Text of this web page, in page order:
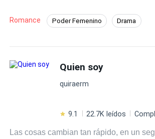
no podía escuchar, yo solo vine a un
menstruación es irregular y me esta
es sacar todo para evitar problemas a
es que no tengo parejo soy virgen me
trabajo y ahora no se que hacer.
Romance Poder Femenino Drama
Quien soy
quiraerm
9.1 22.7K leídos
Las cosas cambian tan rápido, en un